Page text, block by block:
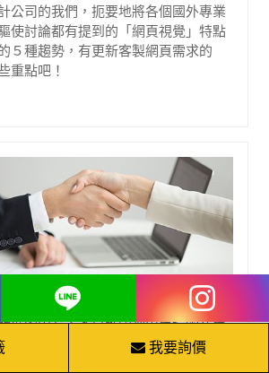
公司的我們，扼要地將各個國外專業
使討論都有提到的「網頁視覺」特點
５種趨勢，有更新客製網頁需求的
重點吧！
業網頁設計公司的7個原因
展的中心，不只護國神山台積電在台
頃的2奈米廠，台中的產業聚落也不斷
我要詢價